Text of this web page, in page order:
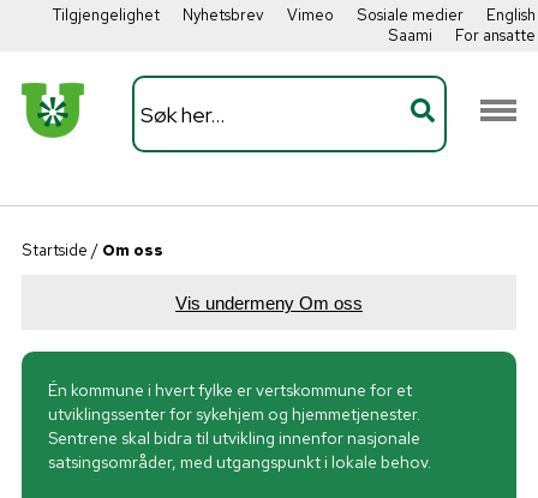
Tilgjengelighet Nyhetsbrev Vimeo Sosiale medier
English
Saami
For ansatte
Startside / Om oss
Vis undermeny Om oss
Én kommune i hvert fylke er vertskommune for et
utviklingssenter for sykehjem og hjemmetjenester.
Sentrene skal bidra til utvikling innenfor nasjonale
satsingsområder, med utgangspunkt i lokale behov.